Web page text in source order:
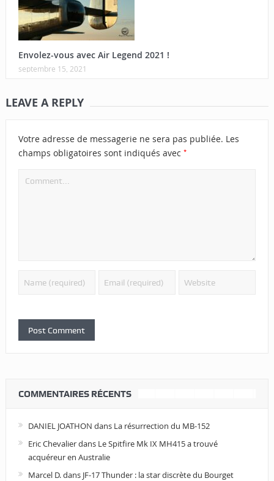
Envolez-vous avec Air Legend 2021 !
septembre 15, 2021
LEAVE A REPLY
Votre adresse de messagerie ne sera pas publiée. Les
champs obligatoires sont indiqués avec *
COMMENTAIRES RÉCENTS
DANIEL JOATHON dans La résurrection du MB-152
Eric Chevalierdans Le Spitfire Mk IX MH415 a trouvé
acquéreur en Australie
Marcel D.dans JF-17 Thunder : la star discrète du Bourget